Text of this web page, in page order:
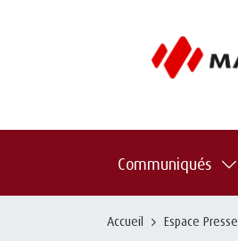
Communiqués
Accueil Espace Presse